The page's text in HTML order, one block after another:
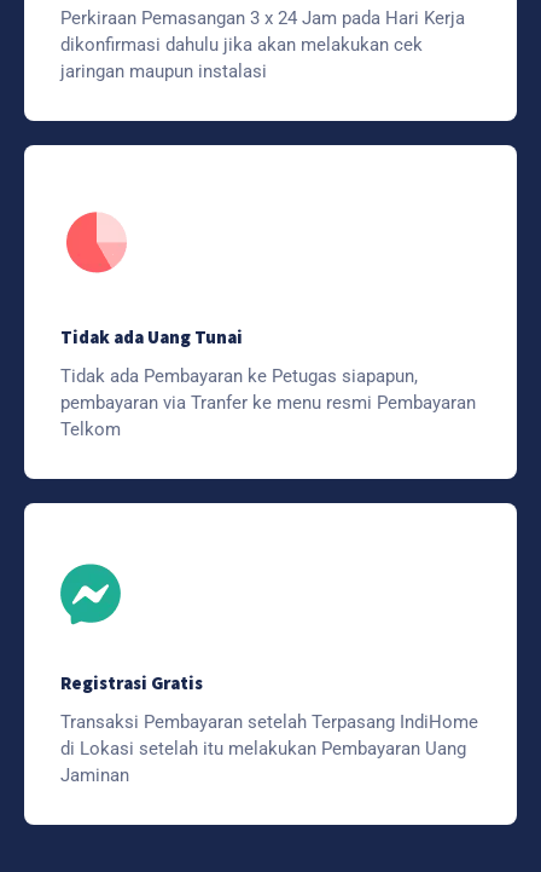
Perkiraan Pemasangan 3 x 24 Jam pada Hari Kerja
dikonfirmasi dahulu jika akan melakukan cek
jaringan maupun instalasi
Tidak ada Uang Tunai
Tidak ada Pembayaran ke Petugas siapapun,
pembayaran via Tranfer ke menu resmi Pembayaran
Telkom
Registrasi Gratis
Transaksi Pembayaran setelah Terpasang IndiHome
di Lokasi setelah itu melakukan Pembayaran Uang
Jaminan